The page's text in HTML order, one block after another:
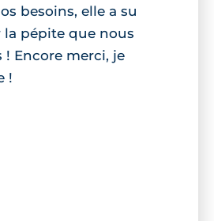
besoins, elle a su
pépite que nous
! Encore merci, je
!